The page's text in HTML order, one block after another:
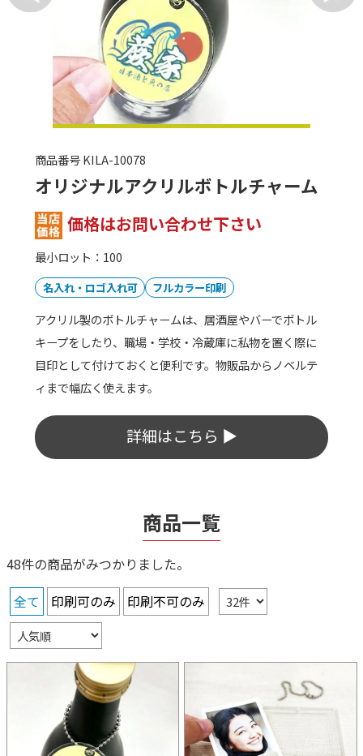
商品番号 KILA-10086
オリジナルアクリルチェキホルダー
（１面印刷）
価格はお問い合わせ下さい
名入れ・ロゴ入れ可 フルカラー印刷
3枚のアクリルプレートで構成されたチェキホルダー。1
枚のプレートにオリジナルのイラストや文字などをフル
カラーでプリントできます。大切な推しのチェキをアクセ
サリーとして持ち歩けます。
詳細はこちら ▶
商品一覧
48件の商品がみつかりました。
全て
印刷可のみ 印刷不可のみ